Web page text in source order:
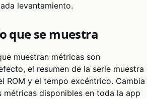
levantamiento.
que se muestra
muestran métricas son
el resumen de la serie muestra
ROM y el tempo excéntrico. Cambia
métricas disponibles en toda la app